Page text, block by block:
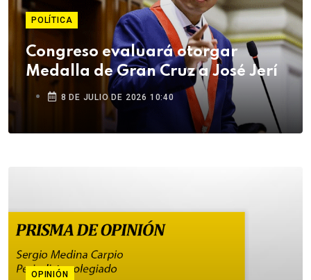
POLÍTICA
Congreso evaluará otorgar
Medalla de Gran Cruz a José Jerí
8 DE JULIO DE 2026 10:40
OPINIÓN